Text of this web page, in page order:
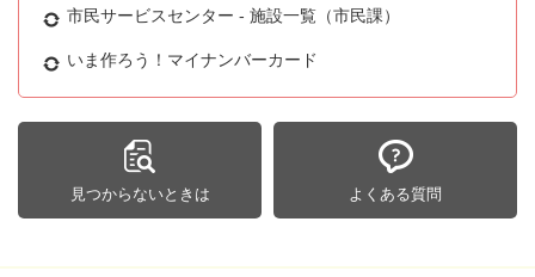
市民サービスセンター - 施設一覧（市民課）
いま作ろう！マイナンバーカード
見つからないときは よくある質問